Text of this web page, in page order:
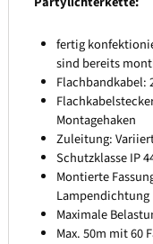
fertig
sind bereits
Flachbandkabel:
Montagehaken
Zuleitung:
Schutzklasse IP
Montierte
Lampendichtung
Maximale
Max. 50m mit 60